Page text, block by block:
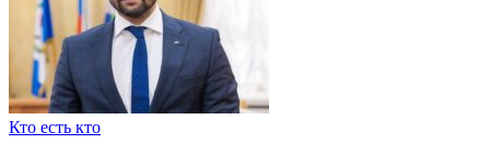
Кто есть кто